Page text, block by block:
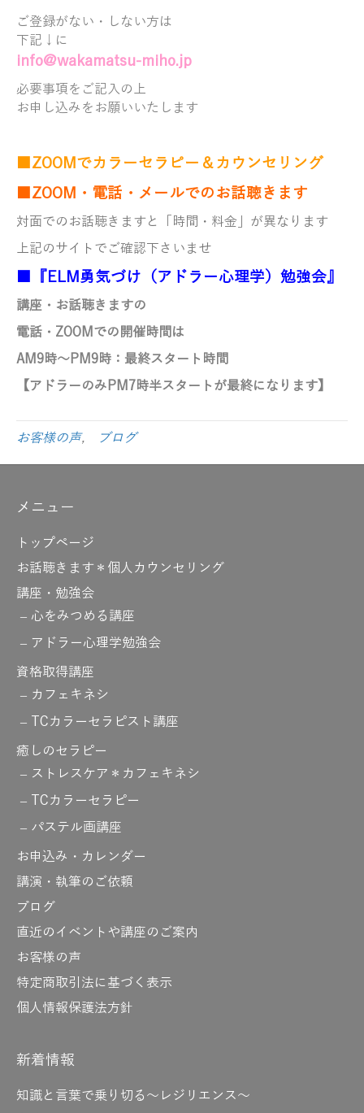
ご登録がない・しない方は
下記↓に
info@wakamatsu-miho.jp
必要事項をご記入の上
お申し込みをお願いいたします
■ZOOMでカラーセラピー＆カウンセリング
■ZOOM・電話・メールでのお話聴きます
対面でのお話聴きますと「時間・料金」が異なります
上記のサイトでご確認下さいませ
■『ELM勇気づけ（アドラー心理学）勉強会』
講座・お話聴きますの
電話・ZOOMでの開催時間は
AM9時～PM9時 ：最終スタート時間
【アドラーのみ PM7時半スタートが最終になります】
お客様の声, ブログ
メニュー
トップページ
お話聴きます＊個人カウンセリング
講座・勉強会
心をみつめる講座
アドラー心理学勉強会
資格取得講座
カフェキネシ
TCカラーセラピスト講座
癒しのセラピー
ストレスケア＊カフェキネシ
TCカラーセラピー
パステル画講座
お申込み・カレンダー
講演・執筆のご依頼
ブログ
直近のイベントや講座のご案内
お客様の声
特定商取引法に基づく表示
個人情報保護法方針
新着情報
知識と言葉で乗り切る～レジリエンス～